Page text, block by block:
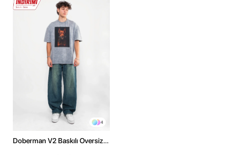
4
Doberman V2 Baskılı Oversize